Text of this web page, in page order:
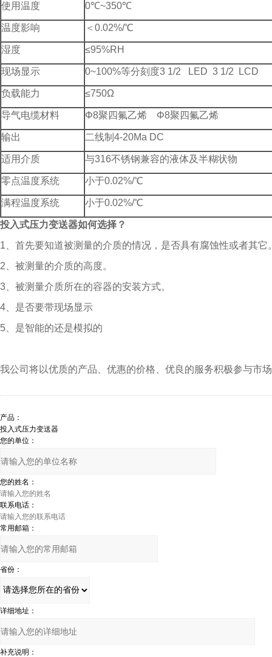
使用温度 0℃~350℃
温度影响 ＜0.02%/℃
湿度 ≤95%RH
现场显示 0~100%等分刻度3 1/2 LED 3 1/2 LCD
负载能力 ≤750Ω
导气电缆材料 Φ8聚四氟乙烯 Φ8聚四氟乙烯
输出 二线制4-20Ma DC
适用介质 与316不锈钢兼容的液体及半糊状物
零点温度系统 小于0.02%/℃
满程温度系统 小于0.02%/℃
投入式压力变送器如何选择？
1、首先要知道被测量的介质的情况，是否具有腐蚀性或者其它
2、被测量的介质的高度。
3、被测量介质所在的容器的安装方式。
4、是否要带现场显示
5、是智能的还是模拟的
我公司将以优质的产品、优惠的价格、优良的服务积极参与市
产品：
您的单位：
您的姓名：
联系电话：
常用邮箱：
省份：
详细地址：
补充说明：